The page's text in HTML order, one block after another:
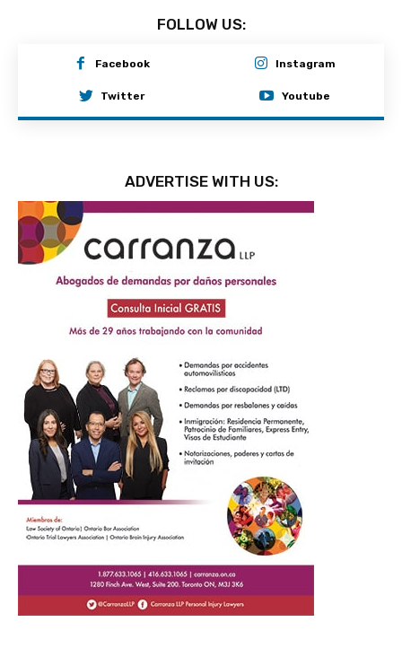
FOLLOW US:
Facebook Instagram
Twitter Youtube
ADVERTISE WITH US: